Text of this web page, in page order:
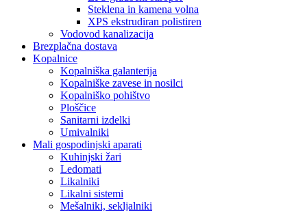
Steklena in kamena volna
XPS ekstrudiran polistiren
Vodovod kanalizacija
Brezplačna dostava
Kopalnice
Kopalniška galanterija
Kopalniške zavese in nosilci
Kopalniško pohištvo
Ploščice
Sanitarni izdelki
Umivalniki
Mali gospodinjski aparati
Kuhinjski žari
Ledomati
Likalniki
Likalni sistemi
Mešalniki, sekljalniki